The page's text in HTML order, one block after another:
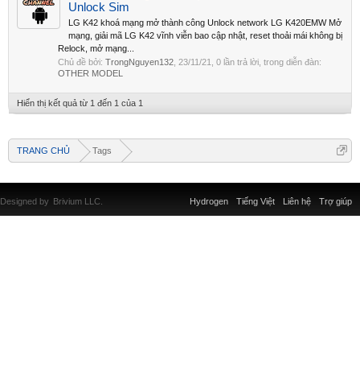
Unlock Sim
LG K42 khoá mạng mở thành công Unlock network LG K420EMW Mở
mạng, giải mã LG K42 vĩnh viễn bao cập nhật, reset thoải mái không bị
Relock, mở mạng...
Chủ đề bởi: TrongNguyen132 23/11/21
, 0 lần trả lời, trong diễn đàn:
OTHER MODEL
Hiển thị kết quả từ 1 đến 1 của 1
TRANG CHỦ Tags
Liên hệ Trợ giúp
Hydrogen Tiếng Việt
Designed by Brivium LLC.